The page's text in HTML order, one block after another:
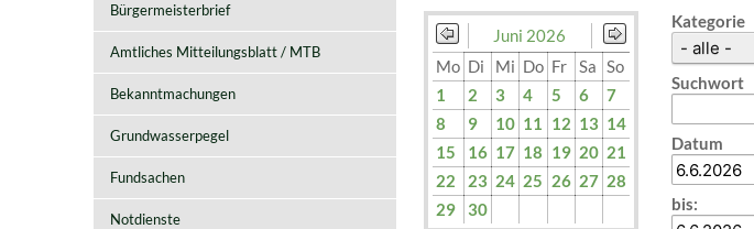
Bürgermeisterbrief
Amtliches Mitteilungsblatt / MTB
Bekanntmachungen
Grundwasserpegel
Fundsachen
Notdienste
Juni 2026
Mo Di Mi Do Fr Sa So
1
2 3 4 5 6
7
8
9 10 11 12 13 14
15
16 17 18 19 20 21
22
23 24 25 26 27 28
29
30
Kategorie
Suchwort
Datum
bis: